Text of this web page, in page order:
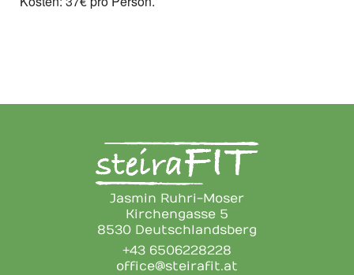
Jasmin Ruhri-Moser
Kirchengasse 5
8530 Deutschlandsberg
+43 6506228228
office@steirafit.at